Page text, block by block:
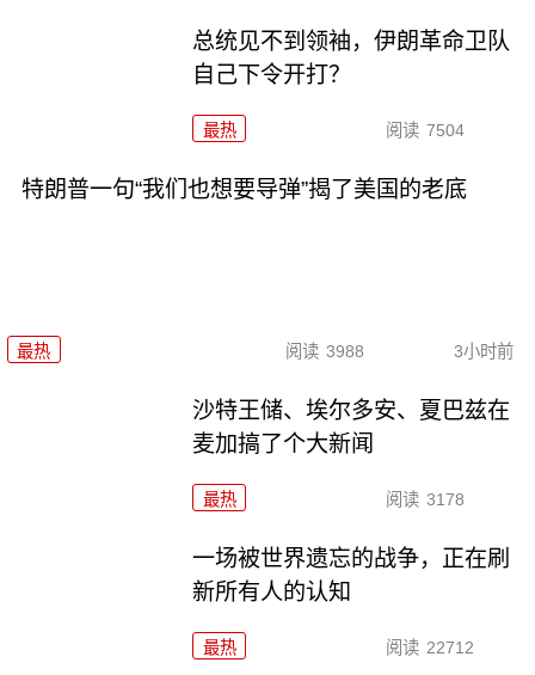
总统见不到领袖，伊朗革命卫队
自己下令开打？
最热 阅读 7504
特朗普一句“我们也想要导弹”揭了美国的老底
最热 阅读 3988 3小时前
沙特王储、埃尔多安、夏巴兹在
麦加搞了个大新闻
最热 阅读 3178
一场被世界遗忘的战争，正在刷
新所有人的认知
最热 阅读 22712